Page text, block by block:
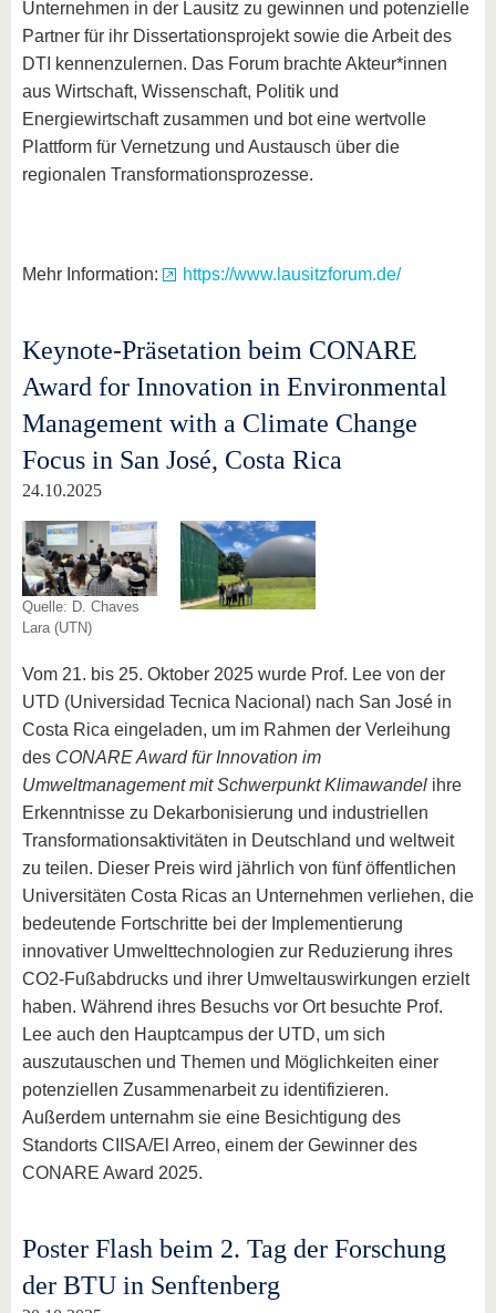
Unternehmen in der Lausitz zu gewinnen und potenzielle
Partner für ihr Dissertationsprojekt sowie die Arbeit des
DTI kennenzulernen. Das Forum brachte Akteur*innen
aus Wirtschaft, Wissenschaft, Politik und
Energiewirtschaft zusammen und bot eine wertvolle
Plattform für Vernetzung und Austausch über die
regionalen Transformationsprozesse.
Mehr Information: https://www.lausitzforum.de/
Keynote-Präsetation beim CONARE
Award for Innovation in Environmental
Management with a Climate Change
Focus in San José, Costa Rica
24.10.2025
Quelle: D. Chaves
Lara (UTN)
Vom 21. bis 25. Oktober 2025 wurde Prof. Lee von der
UTD (Universidad Tecnica Nacional) nach San José in
Costa Rica eingeladen, um im Rahmen der Verleihung
des CONARE Award für Innovation im
Umweltmanagement mit Schwerpunkt Klimawandel ihre
Erkenntnisse zu Dekarbonisierung und industriellen
Transformationsaktivitäten in Deutschland und weltweit
zu teilen. Dieser Preis wird jährlich von fünf öffentlichen
Universitäten Costa Ricas an Unternehmen verliehen, die
bedeutende Fortschritte bei der Implementierung
innovativer Umwelttechnologien zur Reduzierung ihres
CO2-Fußabdrucks und ihrer Umweltauswirkungen erzielt
haben. Während ihres Besuchs vor Ort besuchte Prof.
Lee auch den Hauptcampus der UTD, um sich
auszutauschen und Themen und Möglichkeiten einer
potenziellen Zusammenarbeit zu identifizieren.
Außerdem unternahm sie eine Besichtigung des
Standorts CIISA/El Arreo, einem der Gewinner des
CONARE Award 2025.
Poster Flash beim 2. Tag der Forschung
der BTU in Senftenberg